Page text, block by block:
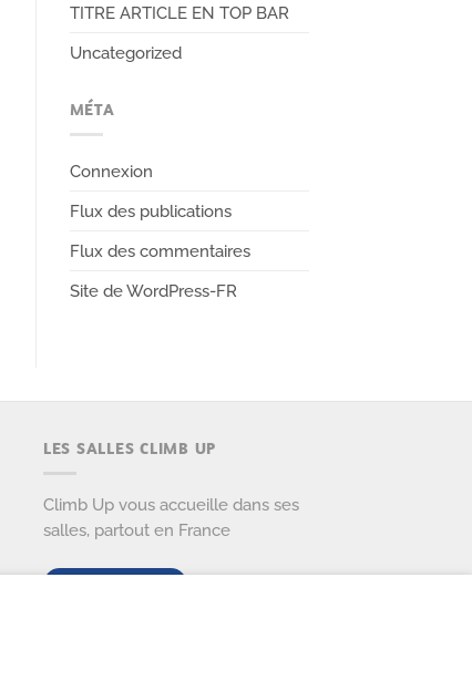
TITRE ARTICLE EN TOP BAR
Uncategorized
MÉTA
Connexion
Flux des publications
Flux des commentaires
Site de WordPress-FR
LES SALLES CLIMB UP
Climb Up vous accueille dans ses
salles, partout en France